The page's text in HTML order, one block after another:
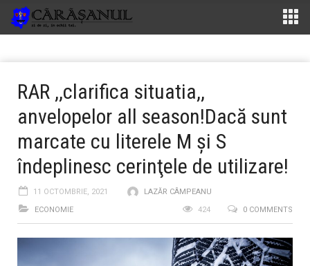
RAR ,,clarifica situatia,,
anvelopelor all season!Dacă sunt
marcate cu literele M şi S
îndeplinesc cerinţele de utilizare!
11 OCTOMBRIE, 2021
LAZĂR CÂMPEANU
ECONOMIE
0 COMMENTS
424